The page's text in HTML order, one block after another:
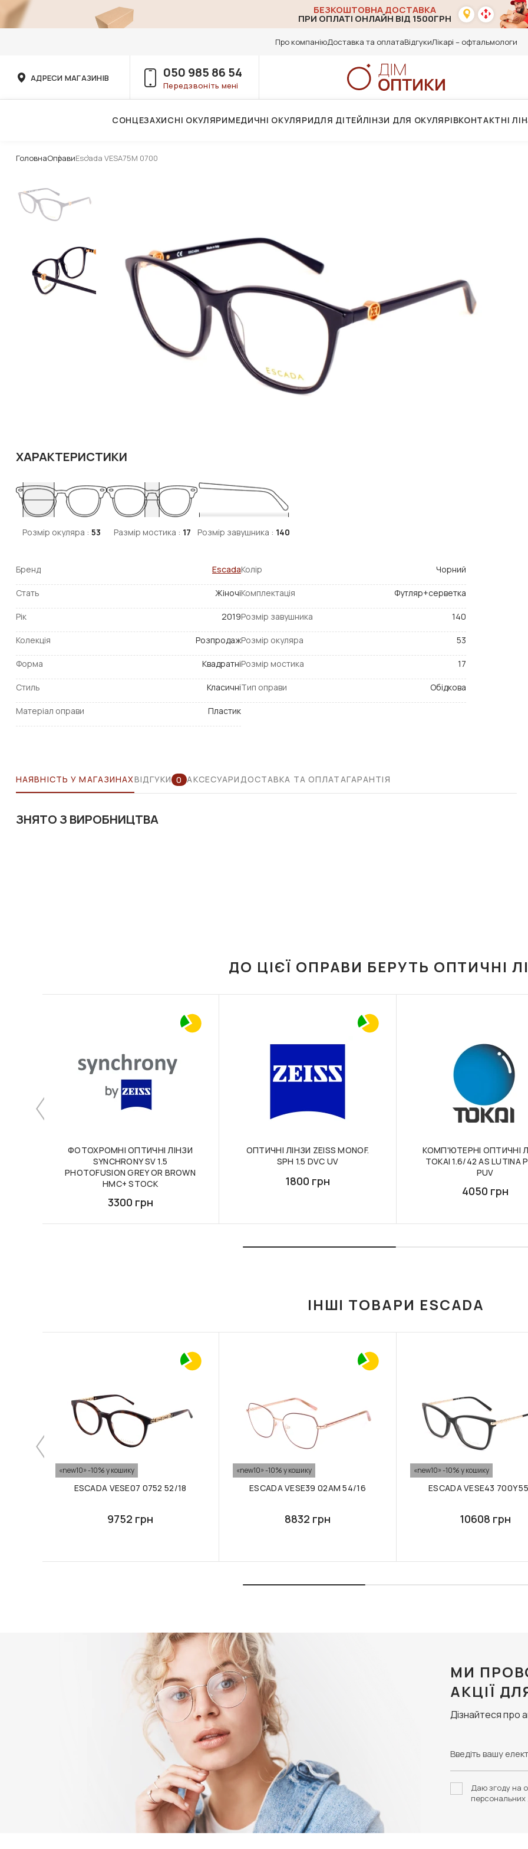
БЕЗКОШТОВНА ДОСТАВКА
ПРИ ОПЛАТІ ОНЛАЙН ВІД 1500ГРН
Про компаніюДоставка та оплатаВідгукиЛікарі – офтальмологи
АДРЕСИ МАГАЗИНІВ 050 985 86 54
Передзвоніть мені
СОНЦЕЗАХИСНІ ОКУЛЯРИМЕДИЧНІ ОКУЛЯРИДЛЯ ДІТЕЙЛІНЗИ ДЛЯ ОКУЛЯРІВКОНТАКТНІ
ГоловнаОправиEscada VESA75M 0700
ХАРАКТЕРИСТИКИ
Розмір окуляра : 53 Размір мостика : 17 Розмір завушника : 140
Бренд Escada
Стать Жіночі
Рік 2019
Колекція Розпродаж
Форма Квадратні
Стиль Класичні
Матеріал оправи Пластик
Колір Чорний
Комплектація Футляр+серветка
Розмір завушника 140
Розмір окуляра 53
Розмір мостика 17
Тип оправи Обідкова
НАЯВНІСТЬ У МАГАЗИНАХВІДГУКИ 0 АКСЕСУАРИДОСТАВКА ТА ОПЛАТАГАРАНТІЯ
ЗНЯТО З ВИРОБНИЦТВА
ДО ЦІЄЇ ОПРАВИ БЕРУТЬ ОПТИЧНІ
ФОТОХРОМНІ ОПТИЧНІ ЛІНЗИ
SYNCHRONY SV 1.5
PHOTOFUSION GREY OR BROWN
HMC+ STOCK
3300 грн
ОПТИЧНІ ЛІНЗИ ZEISS MONOF.
SPH 1.5 DVC UV
1800 грн
КОМП'ЮТЕРНІ ОПТИЧНІ
TOKAI 1.6/42 AS LUTINA
PUV
4050 грн
ІНШІ ТОВАРИ ESCADA
«new10» -10% у кошику
ESCADA VESE07 0752 52/18
9752 грн
«new10» -10% у кошику
ESCADA VESE39 02AM 54/16
8832 грн
«new10» -10% у кошику
ESCADA VESE43 700Y
10608 грн
МИ
АКЦІЇ
Дізнайтеся про
Даю згоду на